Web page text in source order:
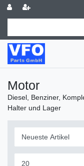
Motor
Diesel, Benziner,
Halter und Lager